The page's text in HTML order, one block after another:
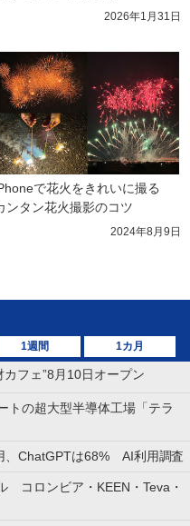
2026年1月31日
で花火をきれいに撮る
ンタン花火撮影のコツ
2024年8月9日
1週間 1カ月
フェ”8月10日オープン
トの超大型半導体工場「テラ
、ChatGPTは68% AI利用調査
コロンビア・KEEN・Teva・